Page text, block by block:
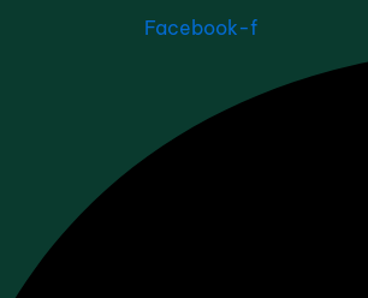
Facebook-f